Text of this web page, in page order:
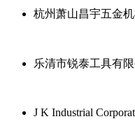
杭州萧山昌宇五金
乐清市锐泰工具有限
J K Industrial